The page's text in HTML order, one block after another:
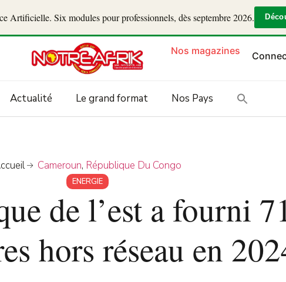
Artificielle. Six modules pour professionnels, dès septembre 2026.
Nos magazines
Actualité Le grand format Nos Pays
Cameroun, République Du Congo
ENERGIE
de l’est a fourni
hors réseau en